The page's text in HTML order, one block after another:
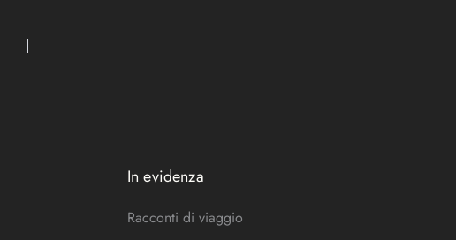
In evidenza
Racconti di viaggio